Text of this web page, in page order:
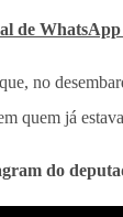
de WhatsApp
no
quem já
do